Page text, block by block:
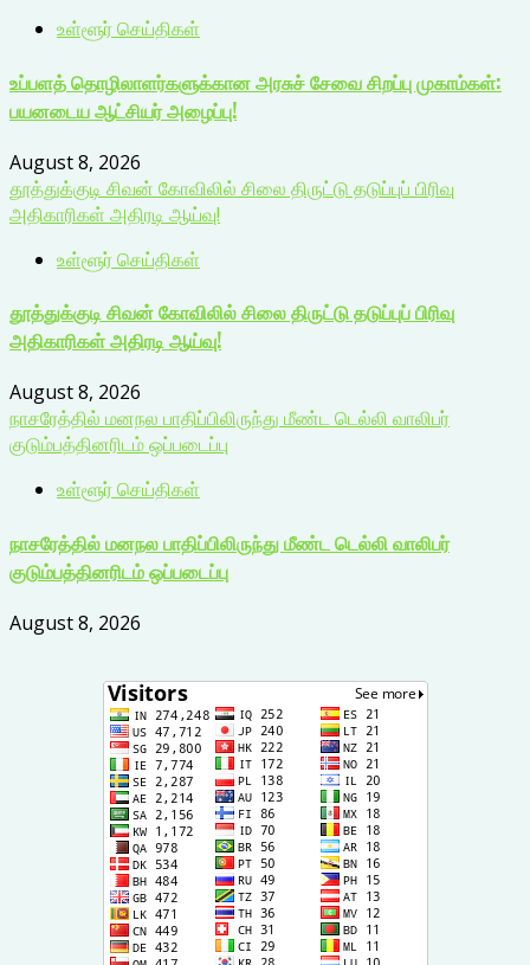
உள்ளூர் செய்திகள்
உப்பளத் தொழிலாளர்களுக்கான அரசுச் சேவை சிறப்பு முகாம்கள்:
பயனடைய ஆட்சியர் அழைப்பு!
August 8, 2026
தூத்துக்குடி சிவன் கோவிலில் சிலை திருட்டு தடுப்புப் பிரிவு
அதிகாரிகள் அதிரடி ஆய்வு!
உள்ளூர் செய்திகள்
தூத்துக்குடி சிவன் கோவிலில் சிலை திருட்டு தடுப்புப் பிரிவு
அதிகாரிகள் அதிரடி ஆய்வு!
August 8, 2026
நாசரேத்தில் மனநல பாதிப்பிலிருந்து மீண்ட டெல்லி வாலிபர்
குடும்பத்தினரிடம் ஒப்படைப்பு
உள்ளூர் செய்திகள்
நாசரேத்தில் மனநல பாதிப்பிலிருந்து மீண்ட டெல்லி வாலிபர்
குடும்பத்தினரிடம் ஒப்படைப்பு
August 8, 2026